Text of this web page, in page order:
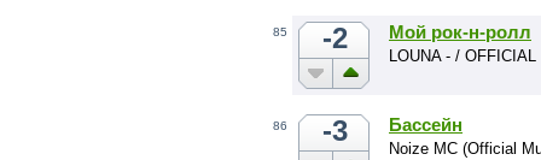
85 -2 Мой рок-н-ролл
LOUNA - /
86 -3 Бассейн
Noize MC (Official